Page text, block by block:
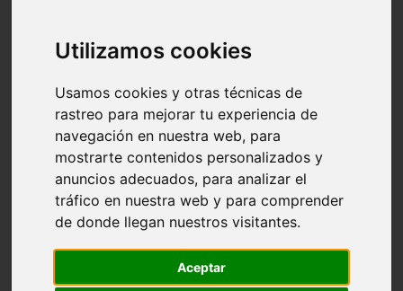
Utilizamos cookies
Usamos cookies y otras técnicas de
rastreo para mejorar tu experiencia de
navegación en nuestra web, para
mostrarte contenidos personalizados y
anuncios adecuados, para analizar el
tráfico en nuestra web y para comprender
de donde llegan nuestros visitantes.
Aceptar
Málaga - nerja
Girona - blanes
Málaga - marbella
Asturias - gijón
Girona - figueres
Alicante - santa-pola
Almería - roquetas-de-mar
Girona - tossa-de-mar
Barcelona - sant-cugat-del-vallès
Alicante - l39alfàs-del-pi
Barcelona - vilanova-i-la-geltrú
Castellón - peñíscola